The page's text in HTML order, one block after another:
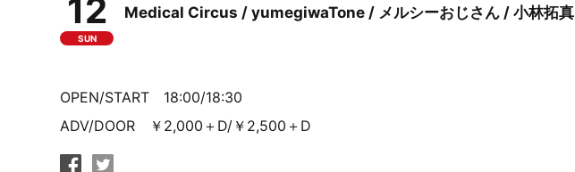
12
SUN
Medical Circus / yumegiwaTone / メルシーおじさん / 小林拓真
OPEN/START 18:00/18:30
ADV/DOOR ￥2,000＋D/￥2,500＋D